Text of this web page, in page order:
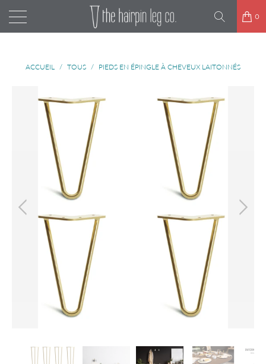
0
ACCUEIL / TOUS / PIEDS EN ÉPINGLE À CHEVEUX LAITONNÉS